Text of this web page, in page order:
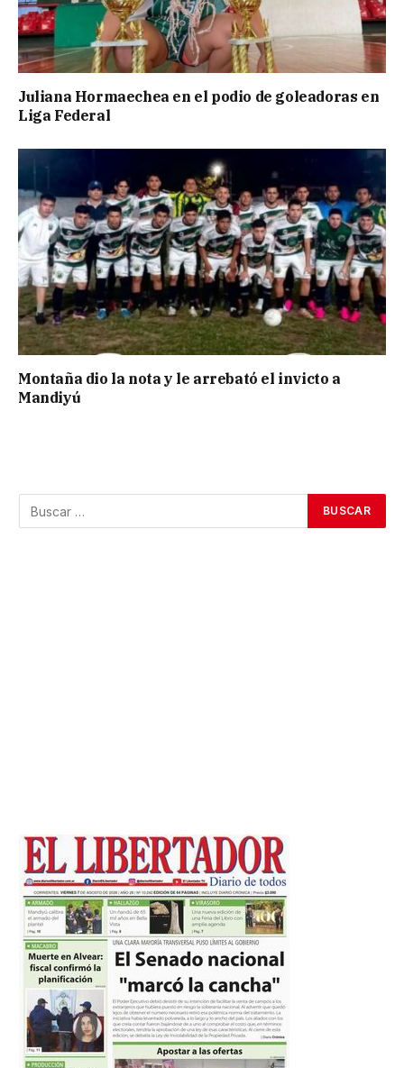
Juliana Hormaechea en el podio de goleadoras en
Liga Federal
Montaña dio la nota y le arrebató el invicto a
Mandiyú